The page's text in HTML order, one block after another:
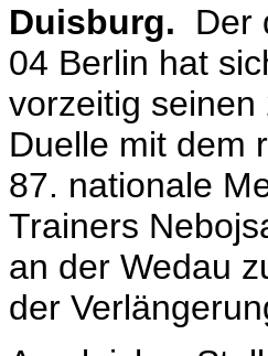
Duisburg. Der
04 Berlin hat
vorzeitig
Duelle mit dem
87. nationale
Trainers
an der Wedau
der